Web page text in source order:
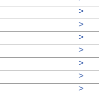
>
>
>
>
>
>
>